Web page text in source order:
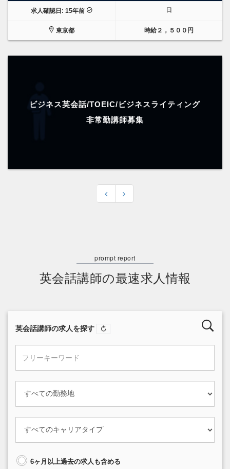
求人確認日: 15年前
東京都 時給２，５００円
ビジネス英会話/TOEIC/ビジネスライティング
非常勤講師募集
英会話講師の最速求人情報
英会話講師の求人を探す
6ヶ月以上過去の求人も含める